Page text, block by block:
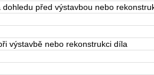
dohledu před výstavbou nebo
výstavbě nebo rekonstrukci díla